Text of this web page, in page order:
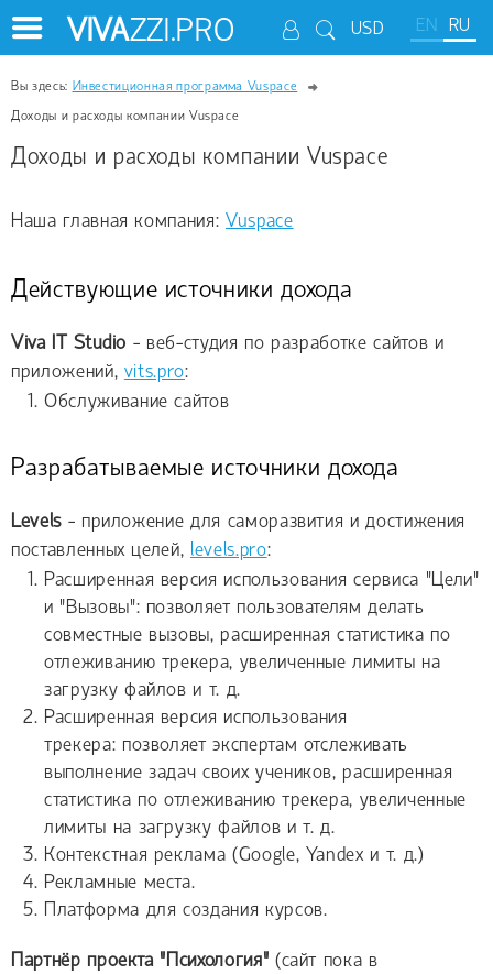
USD EN RU
VIVAZZI.PRO
Вы здесь: Инвестиционная программа Vuspace
Доходы и расходы компании Vuspace
Доходы и расходы компании Vuspace
Наша главная компания: Vuspace
Действующие источники дохода
Viva IT Studio - веб-студия по разработке сайтов и
приложений, vits.pro:
Обслуживание сайтов
Разрабатываемые источники дохода
Levels- приложение для саморазвития и достижения
поставленных целей, levels.pro:
Расширенная версия использования сервиса "Цели"
и "Вызовы": позволяет пользователям делать
совместные вызовы, расширенная статистика по
отлеживанию трекера, увеличенные лимиты на
загрузку файлов и т. д.
Расширенная версия использования
трекера: позволяет экспертам отслеживать
выполнение задач своих учеников, расширенная
статистика по отлеживанию трекера, увеличенные
лимиты на загрузку файлов и т. д.
Контекстная реклама (Google, Yandex и т. д.)
Рекламные места.
Платформа для создания курсов.
Партнёр проекта "Психология" (сайт пока в